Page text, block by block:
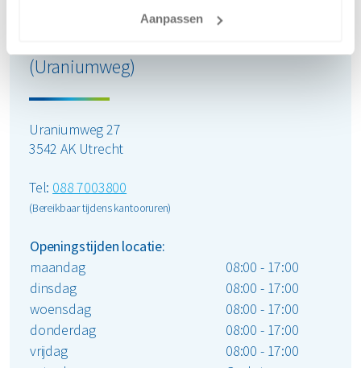
Aanpassen
(Uraniumweg)
Uraniumweg 27
3542 AK Utrecht
Tel: 088 7003800
(Bereikbaar tijdens kantooruren)
Openingstijden locatie:
maandag
08:00 - 17:00
dinsdag
08:00 - 17:00
woensdag
08:00 - 17:00
donderdag
08:00 - 17:00
vrijdag
08:00 - 17:00